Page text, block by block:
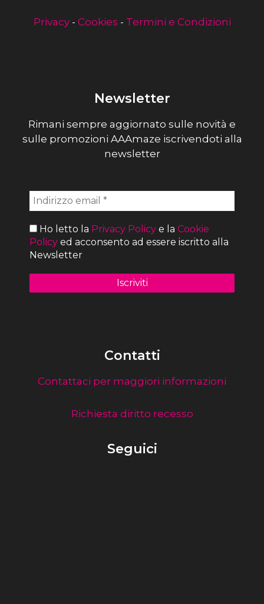
Privacy- Cookies - Termini e Condizioni
Newsletter
Rimani sempre aggiornato sulle novità e
sulle promozioni AAAmaze iscrivendoti alla
newsletter
Ho letto la Privacy Policy e la Cookie
Policy ed acconsento ad essere iscritto alla
Newsletter
Contatti
Contattaci per maggiori informazioni
Richiesta diritto recesso
Seguici